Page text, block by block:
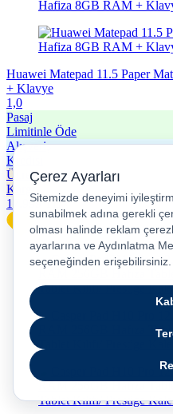
Huawei Matepad 11.5 Paper
+ Klavye
1,0
Pasaj
Limitinle Öde
Alışveriş
Kredisi
Ücretsiz
Kargo
17.999TL